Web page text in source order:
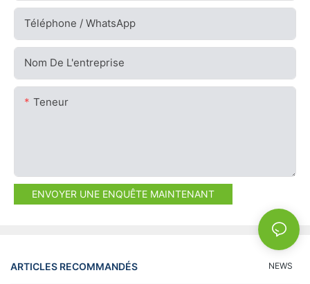
Téléphone / WhatsApp
Nom De L'entreprise
Teneur
ENVOYER UNE ENQUÊTE MAINTENANT
ARTICLES RECOMMANDÉS NEWS